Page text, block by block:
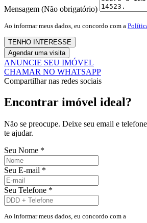
Mensagem (Não obrigatório)
Ao informar meus dados, eu concordo com a
TENHO INTERESSE
Agendar uma visita
ANUNCIE SEU IMÓVEL
CHAMAR NO WHATSAPP
Compartilhar nas redes sociais
Encontrar imóvel ideal?
Não se preocupe. Deixe seu email e
te ajudar.
Seu Nome *
Seu E-mail *
Seu Telefone *
Ao informar meus dados, eu concordo com a